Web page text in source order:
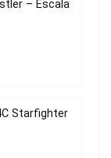
– Escala
Starfighter